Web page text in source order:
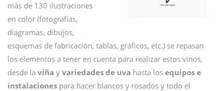
más de 130 ilustraciones
en color (fotografías,
diagramas, dibujos,
esquemas de fabricación, tablas, gráficos, etc.) se repasan
los elementos a tener en cuenta para realizar estos vinos,
desde la viña y variedades de uva hasta los equipos e
instalaciones para hacer blancos y rosados y todo el